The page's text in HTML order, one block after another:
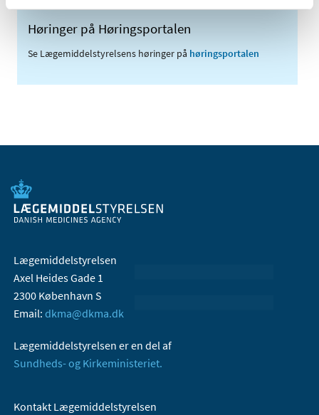
Høringer på Høringsportalen
Se Lægemiddelstyrelsens høringer på høringsportalen
Lægemiddelstyrelsen
Axel Heides Gade 1
2300 København S
Email: dkma@dkma.dk
Lægemiddelstyrelsen er en del af
Sundheds- og Kirkeministeriet.
Kontakt Lægemiddelstyrelsen